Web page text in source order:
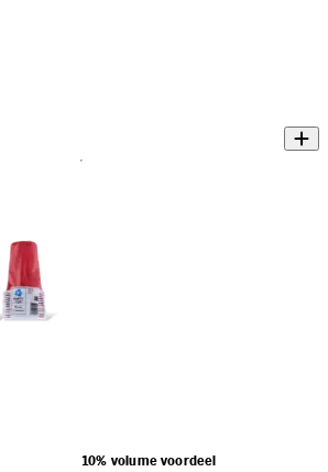
10% volume voordeel